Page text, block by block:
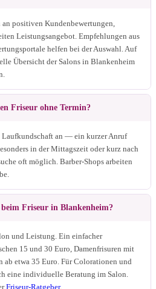
positiven Kundenbewertungen,
Leistungsangebot. Empfehlungen aus
helfen bei der Auswahl. Auf
Übersicht der Salons in Blankenheim
Friseur ohne Termin?
Laufkundschaft an — ein kurzer Anruf
in der Mittagszeit oder kurz nach
oft möglich. Barber-Shops arbeiten
Friseur in Blankenheim?
und Leistung. Ein einfacher
15 und 30 Euro, Damenfrisuren mit
ab etwa 35 Euro. Für Colorationen und
eine individuelle Beratung im Salon.
Friseur-Ratgeber.